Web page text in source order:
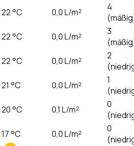
22°C 0,0L/m²
4
22°C 0,0L/m²
3
22°C 0,0L/m²
2
21 °C 0,0L/m²
1
20°C 0,1 L/m²
0
17°C 0,0L/m²
0